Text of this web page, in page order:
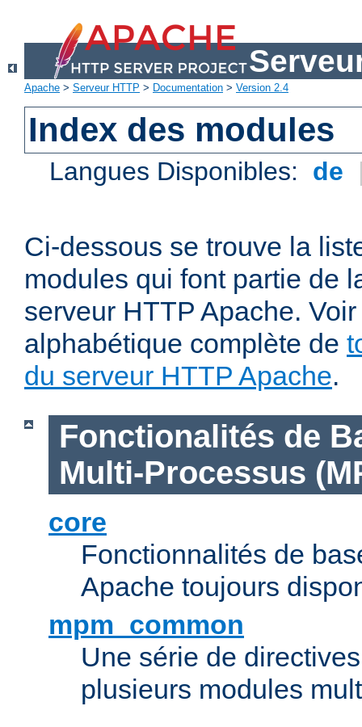
Apache > Serveur HTTP > Documentation > Version 2.4
Index des modules
Langues Disponibles: de
Ci-dessous se trouve la
modules qui font partie de
serveur HTTP Apache.
alphabétique complète de
du serveur HTTP Apache.
Fonctionalités de
Multi-Processus
core
Fonctionnalités de
Apache toujours
mpm_common
Une série de
plusieurs modules